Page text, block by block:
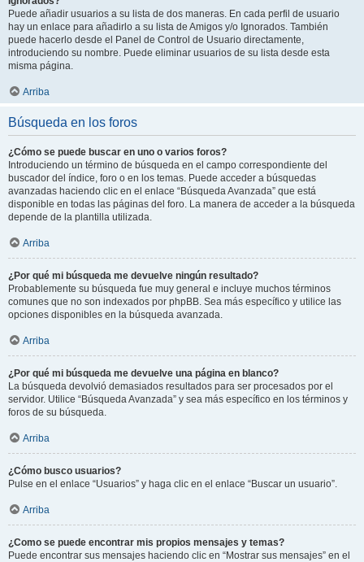
Puede añadir usuarios a su lista de dos maneras. En cada perfil de usuario
hay un enlace para añadirlo a su lista de Amigos y/o Ignorados. También
puede hacerlo desde el Panel de Control de Usuario directamente,
introduciendo su nombre. Puede eliminar usuarios de su lista desde esta
misma página.
Arriba
Búsqueda en los foros
¿Cómo se puede buscar en uno o varios foros?
Introduciendo un término de búsqueda en el campo correspondiente del
buscador del índice, foro o en los temas. Puede acceder a búsquedas
avanzadas haciendo clic en el enlace “Búsqueda Avanzada” que está
disponible en todas las páginas del foro. La manera de acceder a la búsqueda
depende de la plantilla utilizada.
Arriba
¿Por qué mi búsqueda me devuelve ningún resultado?
Probablemente su búsqueda fue muy general e incluye muchos términos
comunes que no son indexados por phpBB. Sea más específico y utilice las
opciones disponibles en la búsqueda avanzada.
Arriba
¿Por qué mi búsqueda me devuelve una página en blanco?
La búsqueda devolvió demasiados resultados para ser procesados por el
servidor. Utilice “Búsqueda Avanzada” y sea más específico en los términos y
foros de su búsqueda.
Arriba
¿Cómo busco usuarios?
Pulse en el enlace “Usuarios” y haga clic en el enlace “Buscar un usuario”.
Arriba
¿Como se puede encontrar mis propios mensajes y temas?
Puede encontrar sus mensajes haciendo clic en “Mostrar sus mensajes” en el